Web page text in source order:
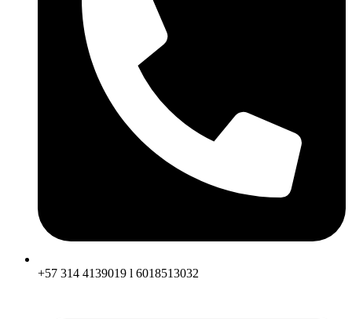
+57 314 4139019 l 6018513032